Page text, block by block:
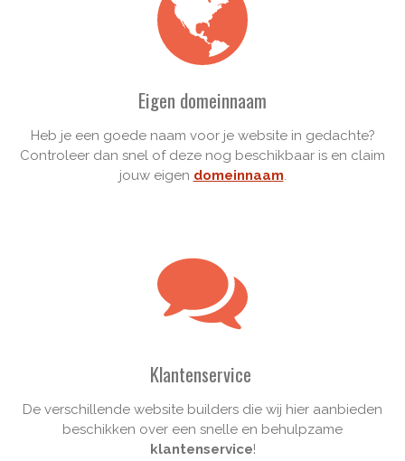
Eigen domeinnaam
Heb je een goede naam voor je website in gedachte?
Controleer dan snel of deze nog beschikbaar is en claim
jouw eigen domeinnaam.
Klantenservice
De verschillende website builders die wij hier aanbieden
beschikken over een snelle en behulpzame
klantenservice!